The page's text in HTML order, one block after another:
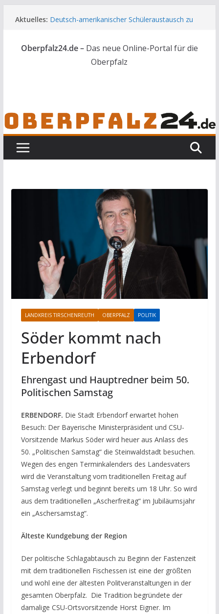
Inhalt
Aktuelles: Deutsch-amerikanischer Schüleraustausch zu
Unbekannte versuchen in Gebäude in Reuth
einzubrechen
Audi prallt gegen Brückengeländer in Weiden
Oberpfalz24.de – Das neue Online-Portal für die
Oberpfalz
LANDKREIS TIRSCHENREUTH OBERPFALZ POLITIK
Söder kommt nach
Erbendorf
Ehrengast und Hauptredner beim 50.
Politischen Samstag
ERBENDORF. Die Stadt Erbendorf erwartet hohen
Besuch: Der Bayerische Ministerpräsident und CSU-
Vorsitzende Markus Söder wird heuer aus Anlass des
50. „Politischen Samstag“ die Steinwaldstadt besuchen.
Wegen des engen Terminkalenders des Landesvaters
wird die Veranstaltung vom traditionellen Freitag auf
Samstag verlegt und beginnt bereits um 18 Uhr. So wird
aus dem traditionellen „Ascherfreitag“ im Jubiläumsjahr
ein „Aschersamstag“.
Älteste Kundgebung der Region
Der politische Schlagabtausch zu Beginn der Fastenzeit
mit dem traditionellen Fischessen ist eine der größten
und wohl eine der ältesten Politveranstaltungen in der
gesamten Oberpfalz. Die Tradition begründete der
damalige CSU-Ortsvorsitzende Horst Eigner. Im